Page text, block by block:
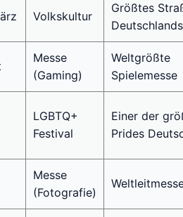
Volkskultur
Größtes
Deutschlands
Messe
(Gaming)
Weltgrößte
Spielemesse
LGBTQ+
Festival
Einer der
Prides
Messe
(Fotografie)